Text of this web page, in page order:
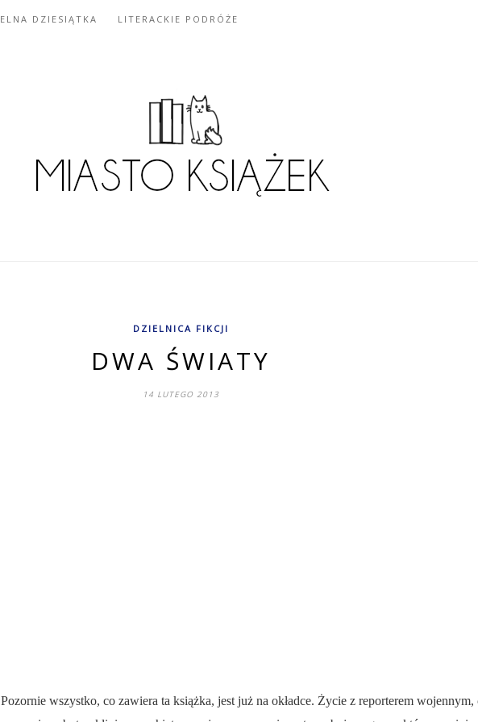
DZIESIĄTKA LITERACKIE PODRÓŻE
DZIELNICA FIKCJI
DWA ŚWIATY
14 LUTEGO 2013
wszystko, co zawiera ta książka, jest już na okładce. Życie z reporterem wojennym,